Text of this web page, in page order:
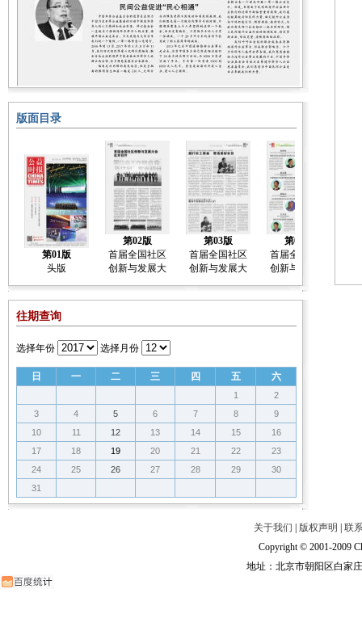
版面目录
第01版
头版
第02版
首届全国社区
创新与发展大
第03版
首届全国社区
创新与发展大
第04版
首届全国社区
创新与发展大
往期查询
选择年份 选择月份
日 一 二 三 四 五 六
1
2
3
4 5 6 7 8
9
10
11 12 13 14 15
16
17
18 19 20 21 22
23
24
25 26 27 28 29
30
31
关于我们 版权声明
联
Copyright © 2001-2009
地址：北京市朝阳区白家